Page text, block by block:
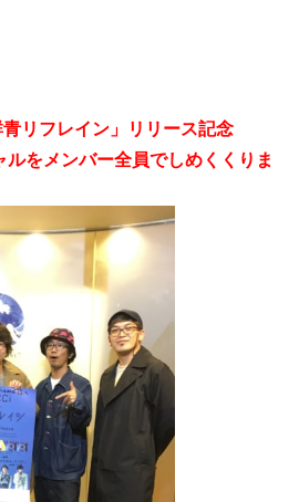
リフレイン」リリース記念
をメンバー全員でしめくくりま